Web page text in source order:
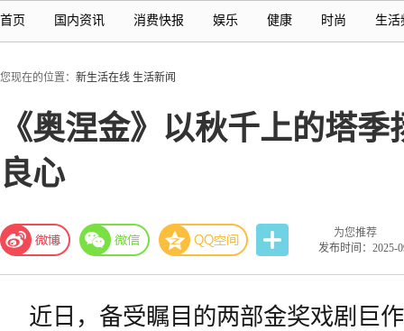
首页 国内资讯 消费快报 娱乐 健康 时尚 生活
您现在的位置： 新生活在线 生活新闻
《奥涅金》以秋千上的塔
良心
为您推荐
发布时间：2025-
近日，备受瞩目的两部金奖戏剧巨